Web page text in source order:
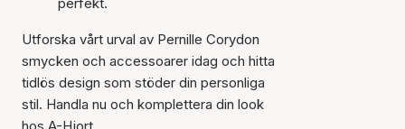
Utforska vårt urval av Pernille Corydon
smycken och accessoarer idag och hitta
tidlös design som stöder din personliga
stil. Handla nu och komplettera din look